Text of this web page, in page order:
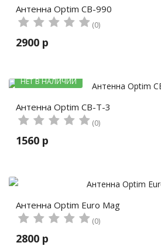
Антенна Optim CB-990
(0)
2900 р
НЕТ В НАЛИЧИИ
Антенна Optim CB-T-3
(0)
1560 р
Антенна Optim Euro Mag
(0)
2800 р